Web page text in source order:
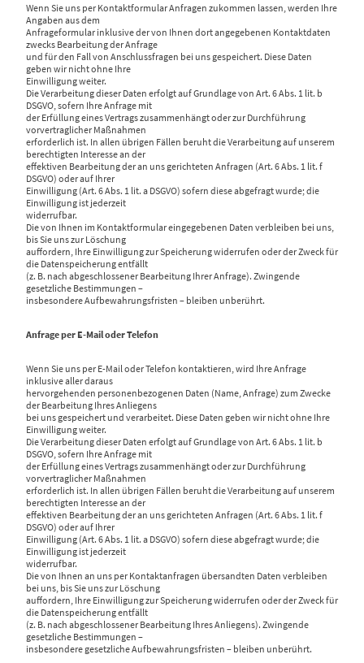
Wenn Sie uns per Kontaktformular Anfragen zukommen lassen, werden Ihre
Angaben aus dem
Anfrageformular inklusive der von Ihnen dort angegebenen Kontaktdaten
zwecks Bearbeitung der Anfrage
und für den Fall von Anschlussfragen bei uns gespeichert. Diese Daten
geben wir nicht ohne Ihre
Einwilligung weiter.
Die Verarbeitung dieser Daten erfolgt auf Grundlage von Art. 6 Abs. 1 lit. b
DSGVO, sofern Ihre Anfrage mit
der Erfüllung eines Vertrags zusammenhängt oder zur Durchführung
vorvertraglicher Maßnahmen
erforderlich ist. In allen übrigen Fällen beruht die Verarbeitung auf unserem
berechtigten Interesse an der
effektiven Bearbeitung der an uns gerichteten Anfragen (Art. 6 Abs. 1 lit. f
DSGVO) oder auf Ihrer
Einwilligung (Art. 6 Abs. 1 lit. a DSGVO) sofern diese abgefragt wurde; die
Einwilligung ist jederzeit
widerrufbar.
Die von Ihnen im Kontaktformular eingegebenen Daten verbleiben bei uns,
bis Sie uns zur Löschung
auffordern, Ihre Einwilligung zur Speicherung widerrufen oder der Zweck für
die Datenspeicherung entfällt
(z. B. nach abgeschlossener Bearbeitung Ihrer Anfrage). Zwingende
gesetzliche Bestimmungen –
insbesondere Aufbewahrungsfristen – bleiben unberührt.
Anfrage per E-Mail oder Telefon
Wenn Sie uns per E-Mail oder Telefon kontaktieren, wird Ihre Anfrage
inklusive aller daraus
hervorgehenden personenbezogenen Daten (Name, Anfrage) zum Zwecke
der Bearbeitung Ihres Anliegens
bei uns gespeichert und verarbeitet. Diese Daten geben wir nicht ohne Ihre
Einwilligung weiter.
Die Verarbeitung dieser Daten erfolgt auf Grundlage von Art. 6 Abs. 1 lit. b
DSGVO, sofern Ihre Anfrage mit
der Erfüllung eines Vertrags zusammenhängt oder zur Durchführung
vorvertraglicher Maßnahmen
erforderlich ist. In allen übrigen Fällen beruht die Verarbeitung auf unserem
berechtigten Interesse an der
effektiven Bearbeitung der an uns gerichteten Anfragen (Art. 6 Abs. 1 lit. f
DSGVO) oder auf Ihrer
Einwilligung (Art. 6 Abs. 1 lit. a DSGVO) sofern diese abgefragt wurde; die
Einwilligung ist jederzeit
widerrufbar.
Die von Ihnen an uns per Kontaktanfragen übersandten Daten verbleiben
bei uns, bis Sie uns zur Löschung
auffordern, Ihre Einwilligung zur Speicherung widerrufen oder der Zweck für
die Datenspeicherung entfällt
(z. B. nach abgeschlossener Bearbeitung Ihres Anliegens). Zwingende
gesetzliche Bestimmungen –
insbesondere gesetzliche Aufbewahrungsfristen – bleiben unberührt.